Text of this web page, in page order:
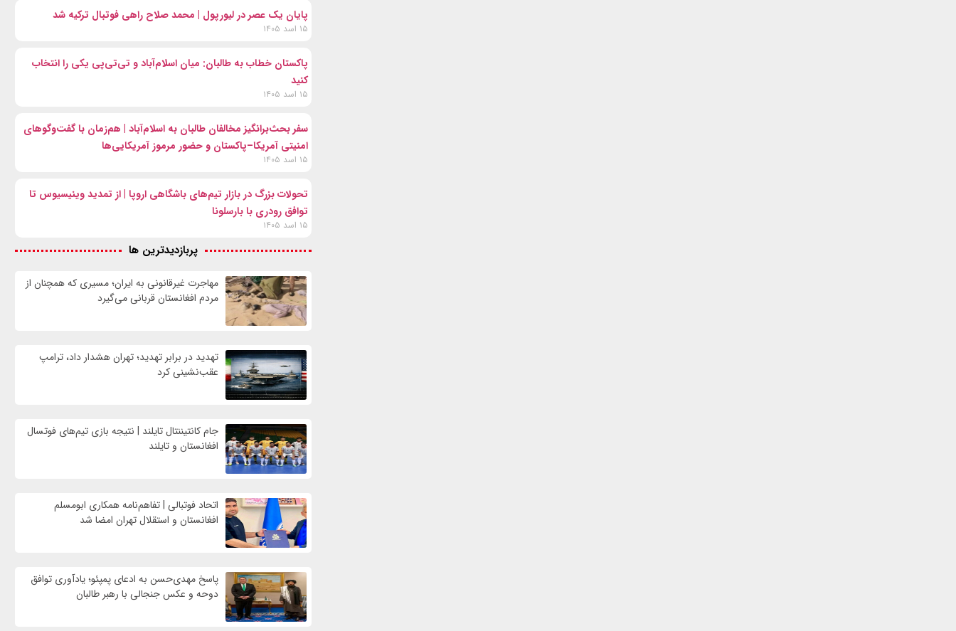
پایان یک عصر در لیورپول | محمد صلاح راهی فوتبال ترکیه شد
۱۵ اسد ۱۴۰۵
پاکستان خطاب به طالبان: میان اسلام‌آباد و تی‌تی‌پی یکی را انتخاب
کنید
۱۵ اسد ۱۴۰۵
سفر بحث‌برانگیز مخالفان طالبان به اسلام‌آباد | هم‌زمان با گفت‌وگوهای
امنیتی آمریکا–پاکستان و حضور مرموز آمریکایی‌ها
۱۵ اسد ۱۴۰۵
تحولات بزرگ در بازار تیم‌های باشگاهی اروپا | از تمدید وینیسیوس تا
توافق رودری با بارسلونا
۱۵ اسد ۱۴۰۵
پربازدیدترین ها
مهاجرت غیرقانونی به ایران؛ مسیری که همچنان از
مردم افغانستان قربانی می‌گیرد
تهدید در برابر تهدید؛ تهران هشدار داد، ترامپ
عقب‌نشینی کرد
جام کانتیننتال تایلند | نتیجه بازی تیم‌های فوتسال
افغانستان و تایلند
اتحاد فوتبالی | تفاهم‌نامه همکاری ابومسلم
افغانستان و استقلال تهران امضا شد
پاسخ مهدی‌حسن به ادعای پمپئو؛ یادآوری توافق
دوحه و عکس جنجالی با رهبر طالبان